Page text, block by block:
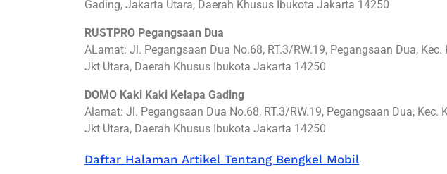
Gading, Jakarta Utara, Daerah Khusus Ibukota Jakarta 14250
RUSTPRO Pegangsaan Dua
ALamat: Jl. Pegangsaan Dua No.68, RT.3/RW.19, Pegangsaan Dua, Kec.
Jkt Utara, Daerah Khusus Ibukota Jakarta 14250
DOMO Kaki Kaki Kelapa Gading
Alamat: Jl. Pegangsaan Dua No.68, RT.3/RW.19, Pegangsaan Dua, Kec.
Jkt Utara, Daerah Khusus Ibukota Jakarta 14250
Daftar Halaman Artikel Tentang Bengkel Mobil